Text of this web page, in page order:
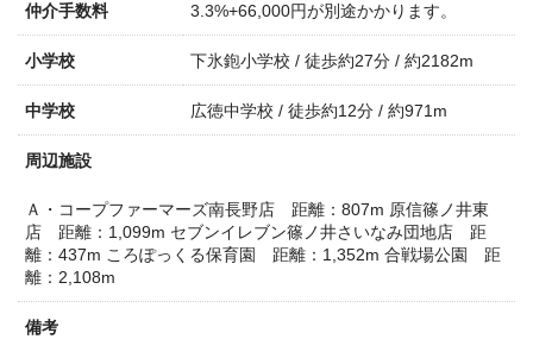
仲介手数料 3.3%+66,000円が別途かかります。
小学校 下氷鉋小学校 / 徒歩約27分 / 約2182m
中学校 広徳中学校 / 徒歩約12分 / 約971m
周辺施設
Ａ・コープファーマーズ南長野店 距離：807m 原信篠ノ井東
店 距離：1,099m セブンイレブン篠ノ井さいなみ団地店 距
離：437m ころぽっくる保育園 距離：1,352m 合戦場公園 距
離：2,108m
備考